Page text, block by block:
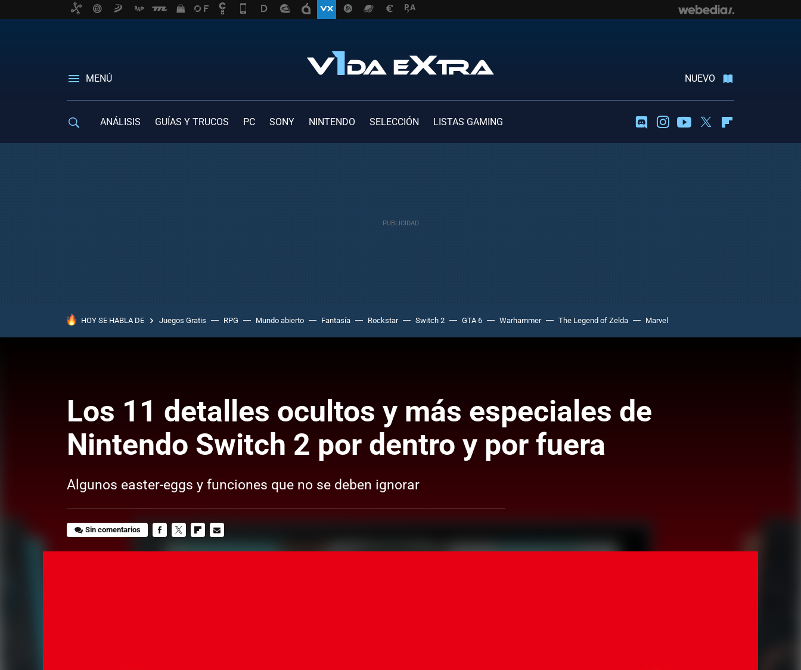
MENÚ NUEVO
ANÁLISIS GUÍAS Y TRUCOS PC SONY NINTENDO SELECCIÓN LISTAS GAMING DiscordInstagramYoutubeTwitter
HOY SE HABLA DE Juegos Gratis RPG Mundo abierto Fantasía Rockstar Switch 2 GTA 6 Warhammer The Legend of Zelda Marvel
Los 11 detalles ocultos y más especiales de
Nintendo Switch 2 por dentro y por fuera
Algunos easter-eggs y funciones que no se deben ignorar
Sin comentarios